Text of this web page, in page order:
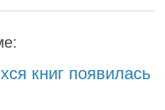
книг появилась